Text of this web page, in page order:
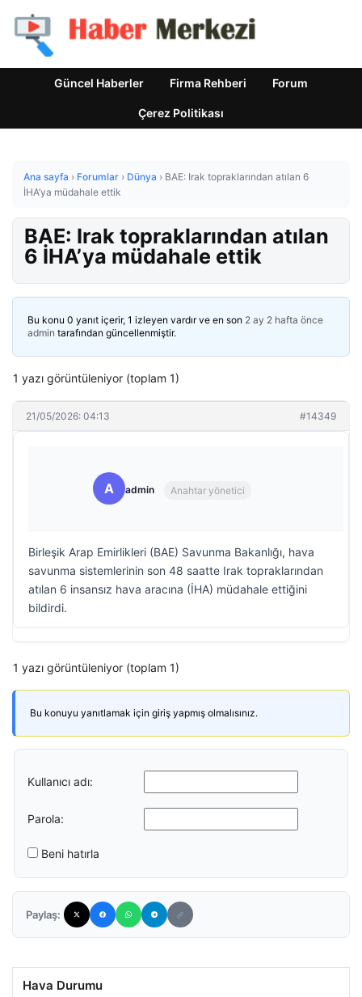
Güncel Haberler Firma Rehberi Forum
Çerez Politikası
Ana sayfa › Forumlar › Dünya › BAE: Irak topraklarından atılan 6
İHA’ya müdahale ettik
BAE: Irak topraklarından atılan
6 İHA’ya müdahale ettik
Bu konu 0 yanıt içerir, 1 izleyen vardır ve en son 2 ay 2 hafta önce
admin tarafından güncellenmiştir.
1 yazı görüntüleniyor (toplam 1)
21/05/2026: 04:13 #14349
A admin Anahtar yönetici
Birleşik Arap Emirlikleri (BAE) Savunma Bakanlığı, hava
savunma sistemlerinin son 48 saatte Irak topraklarından
atılan 6 insansız hava aracına (İHA) müdahale ettiğini
bildirdi.
1 yazı görüntüleniyor (toplam 1)
Bu konuyu yanıtlamak için giriş yapmış olmalısınız.
Kullanıcı adı:
Parola:
Beni hatırla
Paylaş:
Hava Durumu